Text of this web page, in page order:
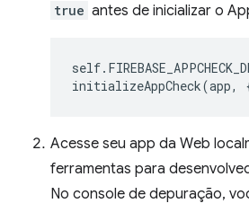
true antes de inicializar o
self.
initializeAppCheck(app,
Acesse seu app da Web
ferramentas para
No console de depuração,